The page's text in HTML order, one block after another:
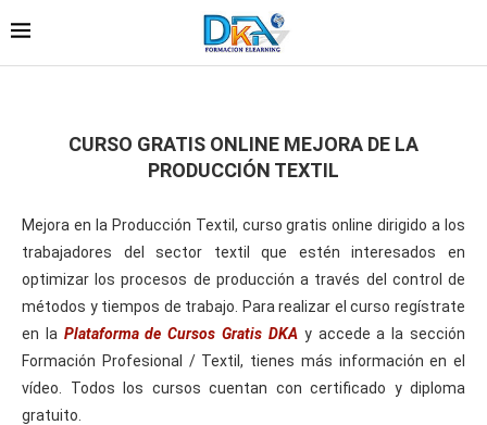
CURSO GRATIS ONLINE MEJORA DE LA
PRODUCCIÓN TEXTIL
Mejora en la Producción Textil, curso gratis online dirigido a los
trabajadores del sector textil que estén interesados en
optimizar los procesos de producción a través del control de
métodos y tiempos de trabajo. Para realizar el curso regístrate
en la Plataforma de Cursos Gratis DKAy accede a la sección
Formación Profesional / Textil, tienes más información en el
vídeo. Todos los cursos cuentan con certificado y diploma
gratuito.